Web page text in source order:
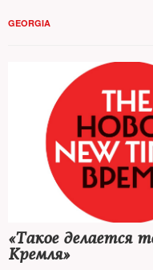
правления партии
GEORGIA
«Такое делается
Кремля»